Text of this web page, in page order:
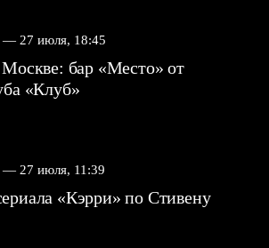
— 27 июля, 18:45
бар «Место» от
«Клуб»
— 27 июля, 11:39
«Кэрри» по Стивену